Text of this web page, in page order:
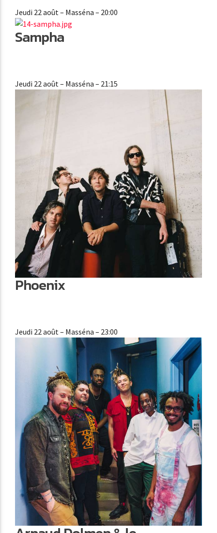
Jeudi 22 août– Masséna – 20:00
Sampha
Jeudi 22 août– Masséna – 21:15
Phoenix
Jeudi 22 août – Masséna – 23:00